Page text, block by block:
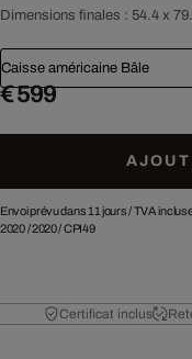
Dimensions finales : 54.4 x
Caisse américaine Bâle
€ 599
Envoi prévu dans 11 jours /TVA
2020/2020/CPI49
Certificat inclus